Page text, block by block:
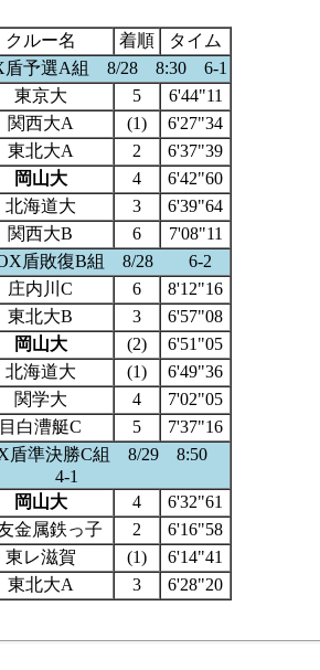
クルー名 着順
タイム
盾予選A組 8/28 8:30 6-1
東京大 5
6'44"11
関西大A (1)
6'27"34
東北大A 2
6'37"39
岡山大 4
6'42"60
北海道大 3
6'39"64
関西大B 6
7'08"11
盾敗復B組 8/28 6-2
庄内川C 6
8'12"16
東北大B 3
6'57"08
岡山大 (2)
6'51"05
北海道大 (1)
6'49"36
関学大 4
7'02"05
目白漕艇C 5
7'37"16
盾準決勝C組 8/29 8:50
4-1
岡山大 4
6'32"61
金属鉄っ子 2
6'16"58
東レ滋賀 (1)
6'14"41
東北大A 3 6'28"20